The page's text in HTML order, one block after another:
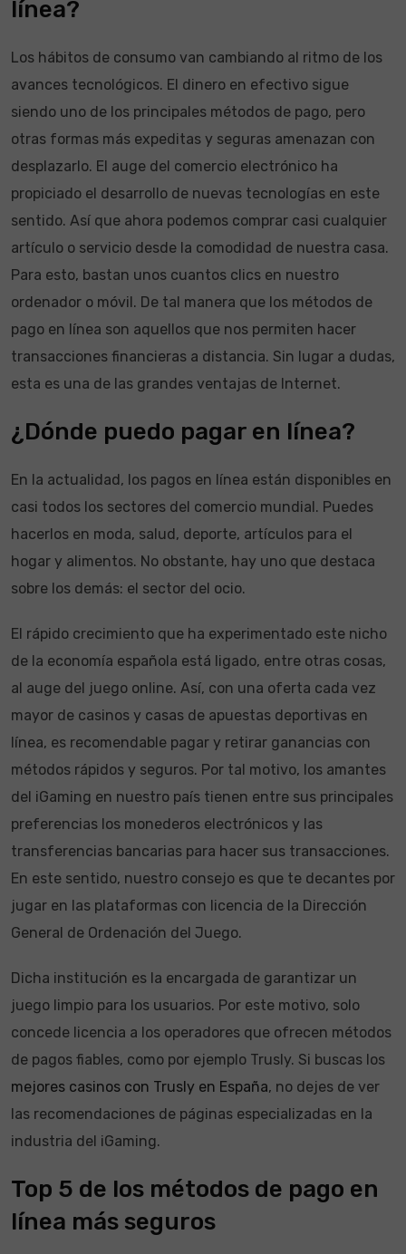
línea?
Los hábitos de consumo van cambiando al ritmo de los
avances tecnológicos. El dinero en efectivo sigue
siendo uno de los principales métodos de pago, pero
otras formas más expeditas y seguras amenazan con
desplazarlo. El auge del comercio electrónico ha
propiciado el desarrollo de nuevas tecnologías en este
sentido. Así que ahora podemos comprar casi cualquier
artículo o servicio desde la comodidad de nuestra casa.
Para esto, bastan unos cuantos clics en nuestro
ordenador o móvil. De tal manera que los métodos de
pago en línea son aquellos que nos permiten hacer
transacciones financieras a distancia. Sin lugar a dudas,
esta es una de las grandes ventajas de Internet.
¿Dónde puedo pagar en línea?
En la actualidad, los pagos en línea están disponibles en
casi todos los sectores del comercio mundial. Puedes
hacerlos en moda, salud, deporte, artículos para el
hogar y alimentos. No obstante, hay uno que destaca
sobre los demás: el sector del ocio.
El rápido crecimiento que ha experimentado este nicho
de la economía española está ligado, entre otras cosas,
al auge del juego online. Así, con una oferta cada vez
mayor de casinos y casas de apuestas deportivas en
línea, es recomendable pagar y retirar ganancias con
métodos rápidos y seguros. Por tal motivo, los amantes
del iGaming en nuestro país tienen entre sus principales
preferencias los monederos electrónicos y las
transferencias bancarias para hacer sus transacciones.
En este sentido, nuestro consejo es que te decantes por
jugar en las plataformas con licencia de la Dirección
General de Ordenación del Juego.
Dicha institución es la encargada de garantizar un
juego limpio para los usuarios. Por este motivo, solo
concede licencia a los operadores que ofrecen métodos
de pagos fiables, como por ejemplo Trusly. Si buscas los
mejores casinos con Trusly en España, no dejes de ver
las recomendaciones de páginas especializadas en la
industria del iGaming.
Top 5 de los métodos de pago en
línea más seguros